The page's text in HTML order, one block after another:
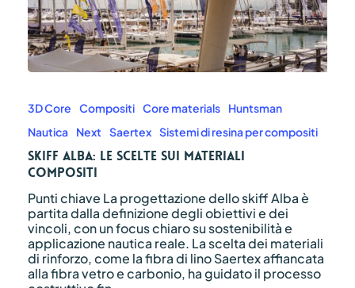
le
scelte
sui
materiali
compositi
3D Core Compositi Core materials
Huntsman
Nautica
Next Saertex Sistemi di resina per compositi
Skiff Alba: le scelte sui materiali
compositi
Punti chiave La progettazione dello skiff Alba è
partita dalla definizione degli obiettivi e dei
vincoli, con un focus chiaro su sostenibilità e
applicazione nautica reale. La scelta dei materiali
di rinforzo, come la fibra di lino Saertex affiancata
alla fibra vetro e carbonio, ha guidato il processo